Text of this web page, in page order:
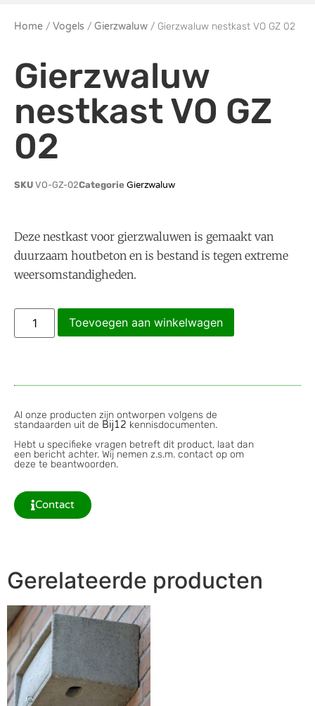
Home / Vogels / Gierzwaluw / Gierzwaluw nestkast VO GZ 02
Gierzwaluw
nestkast VO GZ
02
SKU VO-GZ-02Categorie Gierzwaluw
Deze nestkast voor gierzwaluwen is gemaakt van
duurzaam houtbeton en is bestand is tegen extreme
weersomstandigheden.
Toevoegen aan winkelwagen
Al onze producten zijn ontworpen volgens de
standaarden uit de Bij12 kennisdocumenten.
Hebt u specifieke vragen betreft dit product, laat dan
een bericht achter. Wij nemen z.s.m. contact op om
deze te beantwoorden.
Contact
Gerelateerde producten